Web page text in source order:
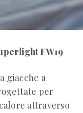
FW19
giacche a
per
attraverso